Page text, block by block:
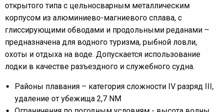
открытого типа с цельносварным металлическим
корпусом из алюминиево-магниевого сплава, с
глиссирующими обводами и продольными реданами –
предназначена для водного туризма, рыбной ловли,
охоты и отдыха на воде. Допускается использование
лодки в качестве разъездного и служебного судна.
Районы плавания – категория сложности IV разряд III,
удаление от убежища 2,7 NM